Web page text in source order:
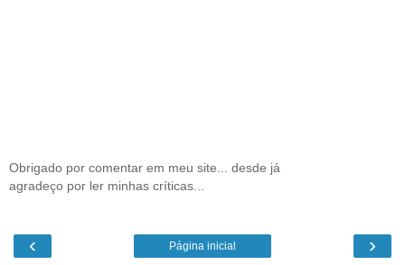
Obrigado por comentar em meu site... desde já
agradeço por ler minhas críticas...
‹ ›
Página inicial